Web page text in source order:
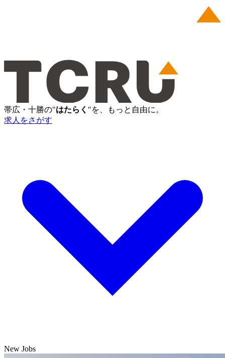
帯広・十勝の"はたらく "を、もっと自由に。
求人をさがす
New Jobs